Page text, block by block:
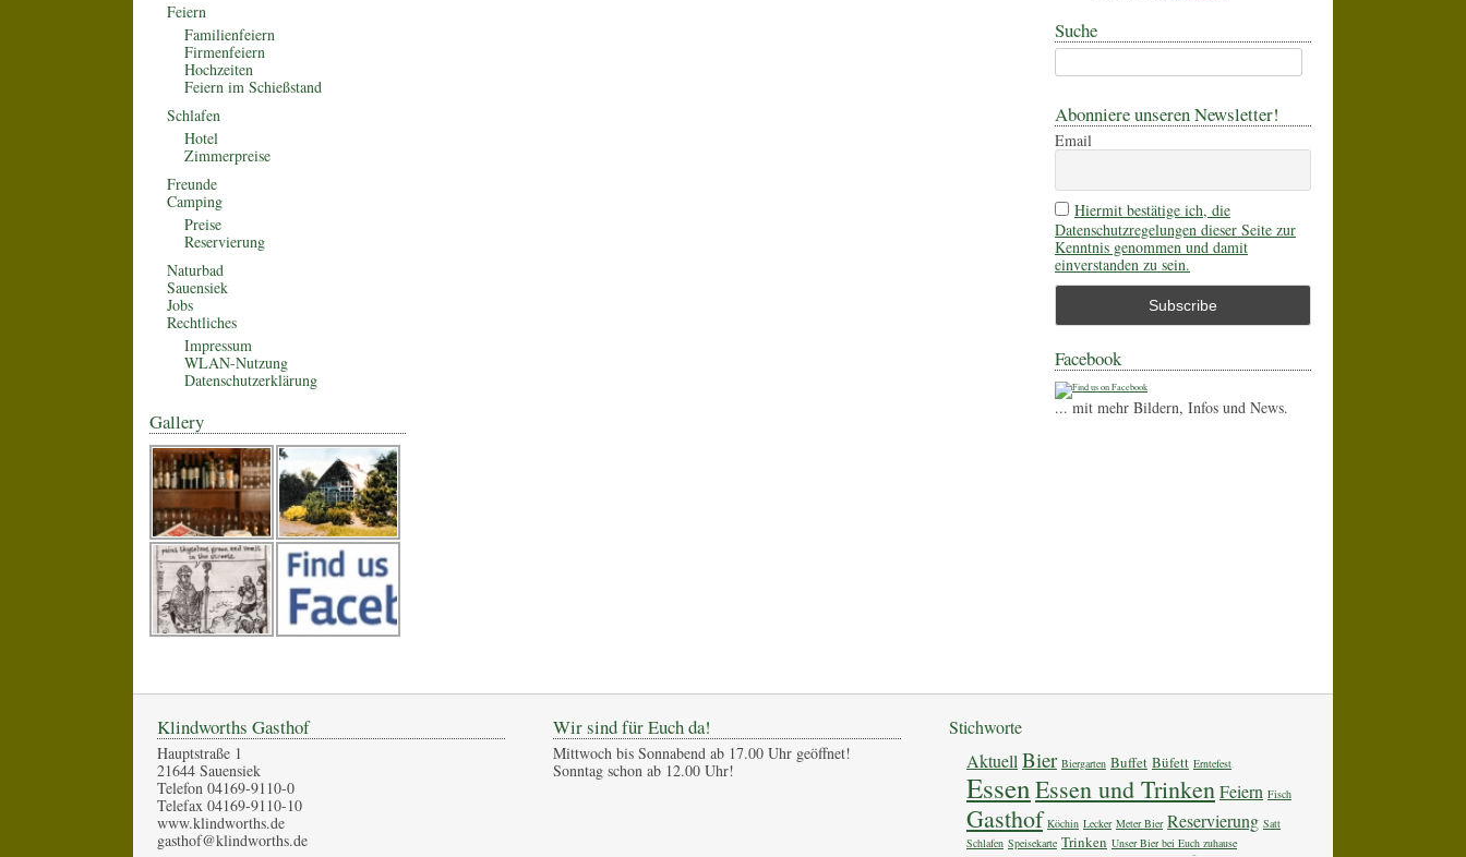
Feiern
Familienfeiern
Firmenfeiern
Hochzeiten
Feiern im Schießstand
Schlafen
Hotel
Zimmerpreise
Freunde
Camping
Preise
Reservierung
Naturbad
Sauensiek
Jobs
Rechtliches
Impressum
WLAN-Nutzung
Datenschutzerklärung
Gallery
Suche
Abonniere unseren Newsletter!
Email
Hiermit bestätige ich, die
Datenschutzregelungen dieser Seite zur
Kenntnis genommen und damit
einverstanden zu sein.
Facebook
... mit mehr Bildern, Infos und News.
Klindworths Gasthof
Hauptstraße 1
21644 Sauensiek
Telefon 04169-9110-0
Telefax 04169-9110-10
www.klindworths.de
gasthof@klindworths.de
Wir sind für Euch da!
Mittwoch bis Sonnabend ab 17.00 Uhr geöffnet!
Sonntag schon ab 12.00 Uhr!
Stichworte
Aktuell Bier Biergarten Buffet Büfett Erntefest
EssenEssen und TrinkenFeiern Fisch
Gasthof Köchin Lecker Meter Bier Reservierung Satt
Schlafen Speisekarte Trinken Unser Bier bei Euch zuhause